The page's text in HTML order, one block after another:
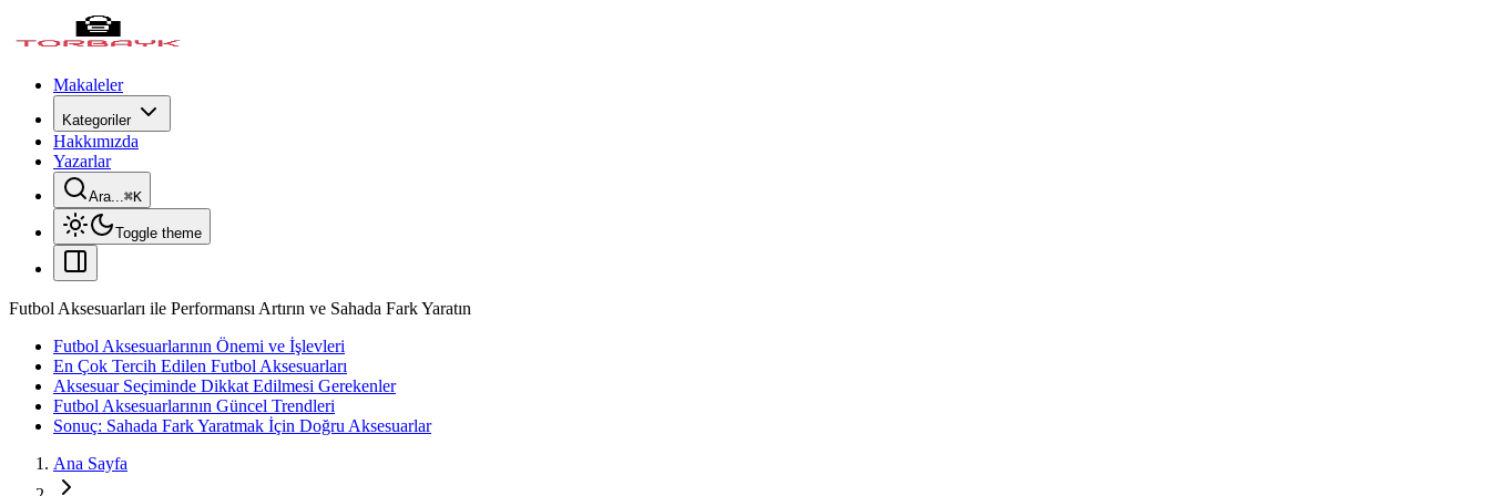
Makaleler
Kategoriler
Hakkımızda
Yazarlar
Ara...⌘K
Toggle theme
Futbol Aksesuarları ile Performansı Artırın ve Sahada Fark Yaratın
Futbol Aksesuarlarının Önemi ve İşlevleri
En Çok Tercih Edilen Futbol Aksesuarları
Aksesuar Seçiminde Dikkat Edilmesi Gerekenler
Futbol Aksesuarlarının Güncel Trendleri
Sonuç: Sahada Fark Yaratmak İçin Doğru Aksesuarlar
Ana Sayfa